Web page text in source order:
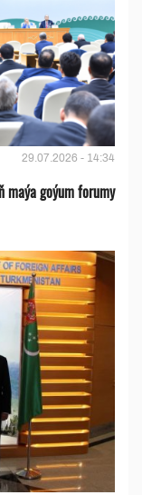
29.07.2026 - 14:34
maýa goýum forumy